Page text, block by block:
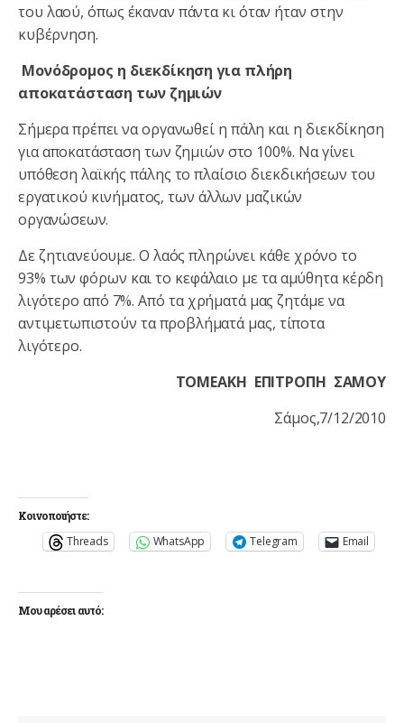
του λαού, όπως έκαναν πάντα κι όταν ήταν στην
κυβέρνηση.
Μονόδρομος η διεκδίκηση για πλήρη
αποκατάσταση των ζημιών
Σήμερα πρέπει να οργανωθεί η πάλη και η διεκδίκηση
για αποκατάσταση των ζημιών στο 100%. Να γίνει
υπόθεση λαϊκής πάλης το πλαίσιο διεκδικήσεων του
εργατικού κινήματος, των άλλων μαζικών
οργανώσεων.
Δε ζητιανεύουμε. Ο λαός πληρώνει κάθε χρόνο το
93% των φόρων και το κεφάλαιο με τα αμύθητα κέρδη
λιγότερο από 7%. Από τα χρήματά μας ζητάμε να
αντιμετωπιστούν τα προβλήματά μας, τίποτα
λιγότερο.
ΤΟΜΕΑΚΗ ΕΠΙΤΡΟΠΗ ΣΑΜΟΥ
Σάμος,7/12/2010
Κοινοποιήστε:
Threads WhatsApp Telegram Email
Μου αρέσει αυτό: